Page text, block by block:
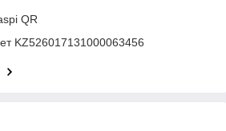
QR
KZ526017131000063456